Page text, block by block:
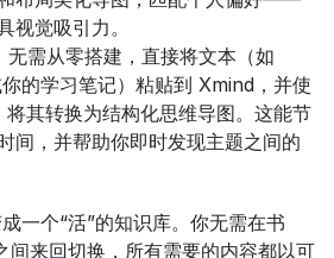
视觉吸引力。
需从零搭建，直接将文本（如
的学习笔记）粘贴到 Xmind，并使
其转换为结构化思维导图。这能节
间，并帮助你即时发现主题之间的
一个“活”的知识库。你无需在书
间来回切换，所有需要的内容都以可